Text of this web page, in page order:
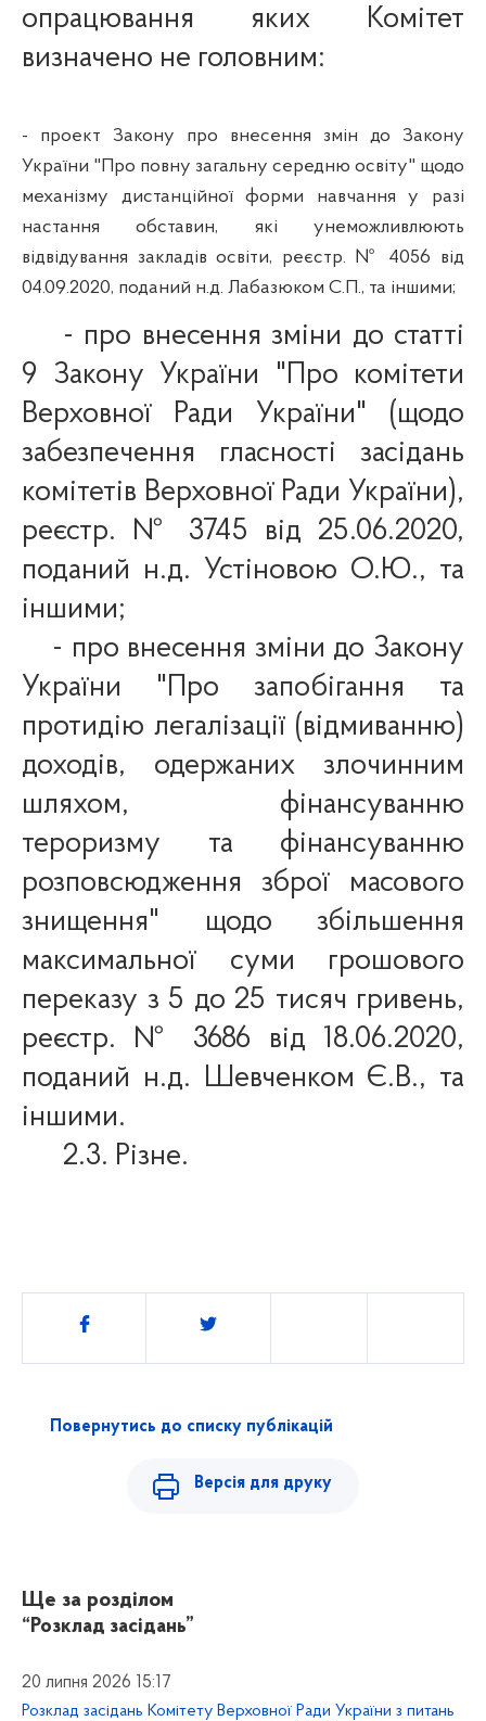
опрацювання яких Комітет
визначено не головним:
- проект Закону про внесення змін до Закону
України "Про повну загальну середню освіту" щодо
механізму дистанційної форми навчання у разі
настання обставин, які унеможливлюють
відвідування закладів освіти, реєстр. № 4056 від
04.09.2020, поданий н.д. Лабазюком С.П., та іншими;
- про внесення зміни до статті
9 Закону України "Про комітети
Верховної Ради України" (щодо
забезпечення гласності засідань
комітетів Верховної Ради України),
реєстр. № 3745 від 25.06.2020,
поданий н.д. Устіновою О.Ю., та
іншими;
- про внесення зміни до Закону
України "Про запобігання та
протидію легалізації (відмиванню)
доходів, одержаних злочинним
шляхом, фінансуванню
тероризму та фінансуванню
розповсюдження зброї масового
знищення" щодо збільшення
максимальної суми грошового
переказу з 5 до 25 тисяч гривень,
реєстр. № 3686 від 18.06.2020,
поданий н.д. Шевченком Є.В., та
іншими.
2.3. Різне.
Поділитись
Повернутись до списку публікацій
Версія для друку
Ще за розділом
“Розклад засідань”
20 липня 2026 15:17
Розклад засідань Комітету Верховної Ради України з питань